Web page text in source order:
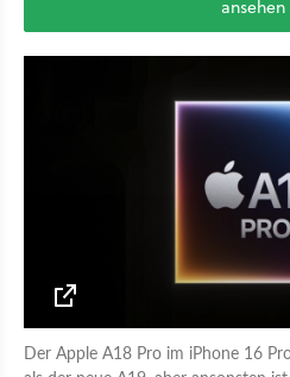
ansehen
Der Apple A18 Pro im iPhone 16